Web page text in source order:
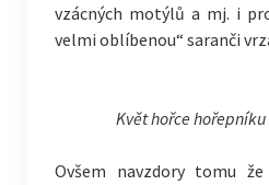
vzácných motýlů a mj. i
velmi oblíbenou“ saranči
Květ hořce hořepníku
Ovšem navzdory tomu